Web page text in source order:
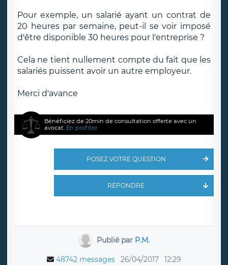
Pour exemple, un salarié ayant un contrat de
20 heures par semaine, peut-il se voir imposé
d'être disponible 30 heures pour l'entreprise ?
Cela ne tient nullement compte du fait que les
salariés puissent avoir un autre employeur.
Merci d'avance
Bénéficiez de 20min de consultation offerte avec un
avocat. En profiter
POSEZ VOTRE QUESTION
RÉPONDRE
Publié par P.M.
48742 messages 26/04/2017 12:29